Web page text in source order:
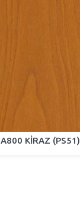
A800 KİRAZ (PS51)